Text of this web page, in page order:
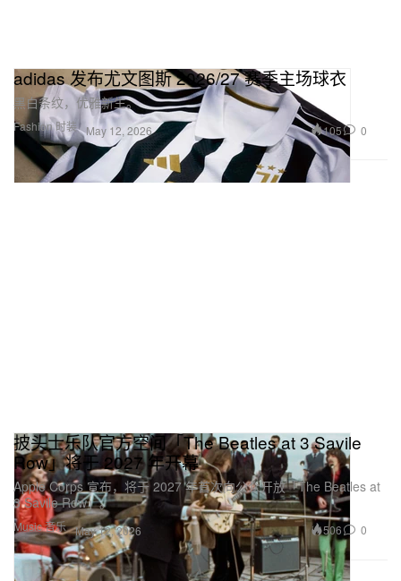
Fashion 时装
adidas 发布尤文图斯 2026/27 赛季主场球衣
黑白条纹，优雅新生。
May 12, 2026 105 0
Music 音乐
披头士乐队官方空间「The Beatles at 3 Savile
Row」将于 2027 年开幕
Apple Corps 宣布，将于 2027 年首次向公众开放「The Beatles at
3 Savile Row」。
May 12, 2026 506 0